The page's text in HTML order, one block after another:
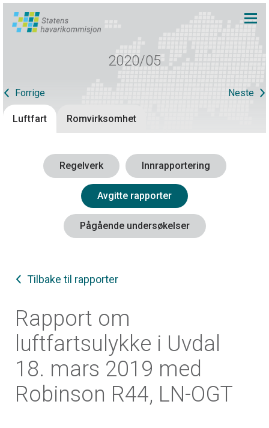
2020/05
Forrige Neste
Luftfart Romvirksomhet
Regelverk Innrapportering
Avgitte rapporter
Pågående undersøkelser
Tilbake til rapporter
Rapport om
luftfartsulykke i Uvdal
18. mars 2019 med
Robinson R44, LN-OGT